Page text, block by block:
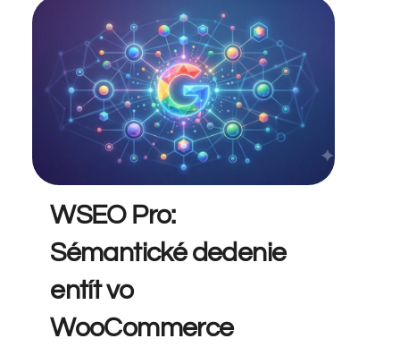
WSEO Pro:
Sémantické dedenie
entít vo
WooCommerce